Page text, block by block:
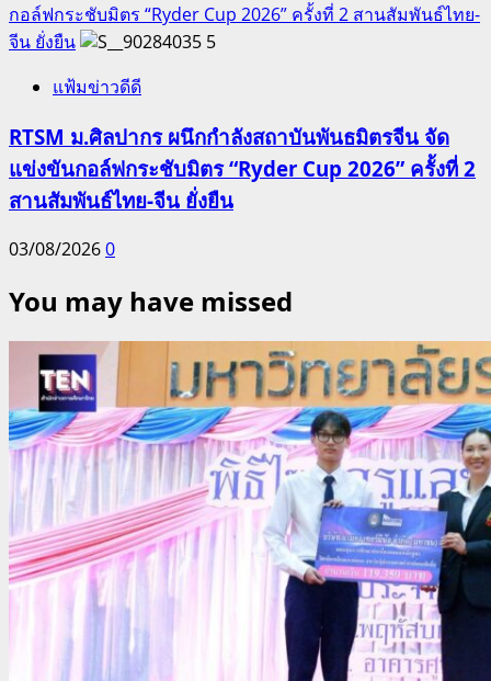
กอล์ฟกระชับมิตร “Ryder Cup 2026” ครั้งที่ 2 สานสัมพันธ์ไทย-
จีน ยั่งยืน
5
แฟ้มข่าวดีดี
RTSM ม.ศิลปากร ผนึกกำลังสถาบันพันธมิตรจีน จัด
แข่งขันกอล์ฟกระชับมิตร “Ryder Cup 2026” ครั้งที่ 2
สานสัมพันธ์ไทย-จีน ยั่งยืน
03/08/20260
You may have missed